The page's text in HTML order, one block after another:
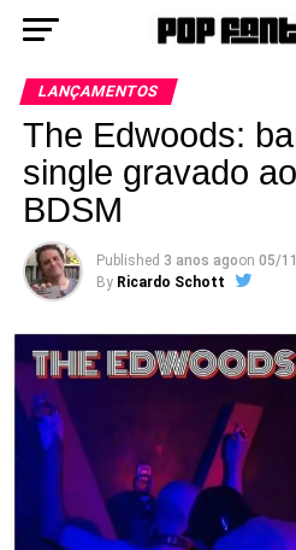
LANÇAMENTOS
The Edwoods:
single gravado
BDSM
Published 3 anos agoon 05/
By Ricardo Schott